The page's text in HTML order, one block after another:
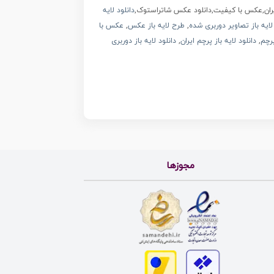
با کیفیت,دانلود عکس شاتراستوک,دانلود لایه
باز تصاویر دوربری شده, طرح لایه باز عکس, عکس با
, دانلود لایه باز پرچم ایران, دانلود لایه باز دوربری
مجوزها